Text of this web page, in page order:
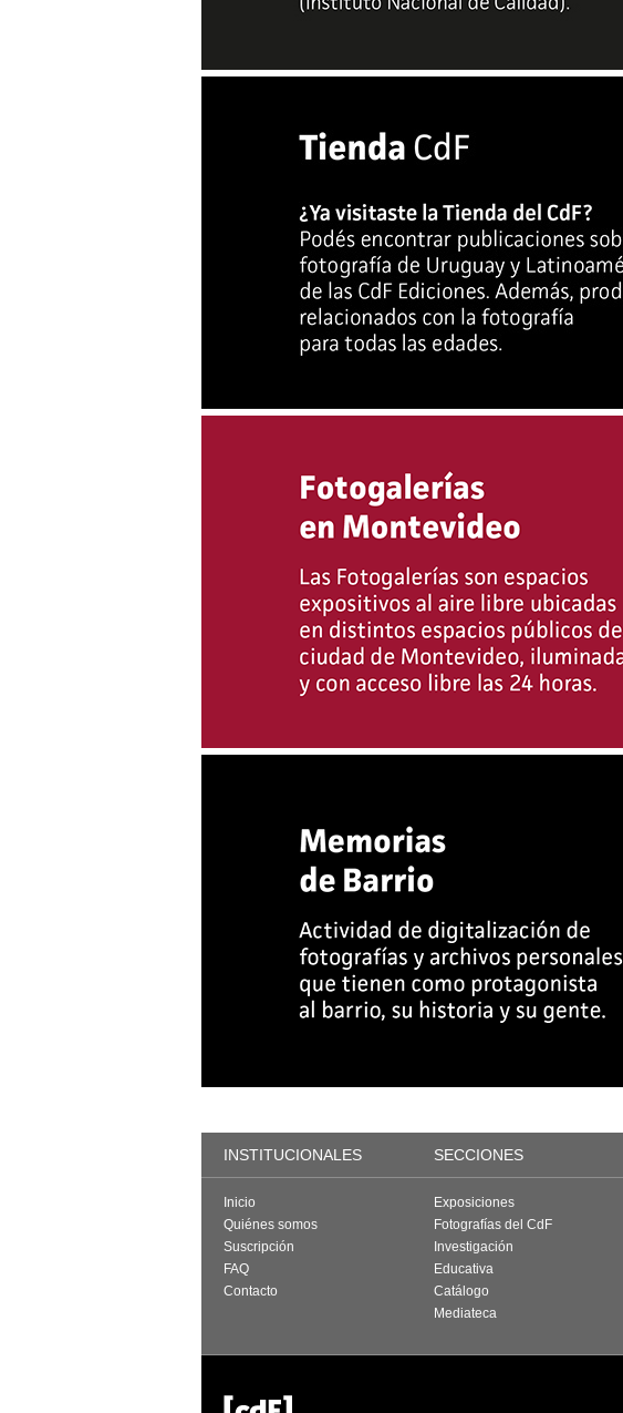
INSTITUCIONALES SECCIONES
Inicio
Quiénes somos
Suscripción
FAQ
Contacto
Exposiciones
Fotografías del CdF
Investigación
Educativa
Catálogo
Mediateca